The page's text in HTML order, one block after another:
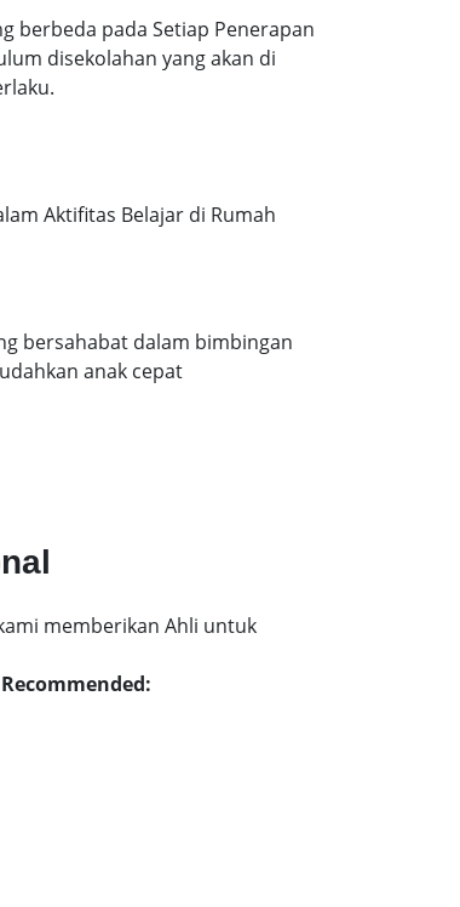
berbeda pada Setiap Penerapan
disekolahan yang akan di
Aktifitas Belajar di Rumah
bersahabat dalam bimbingan
anak cepat
memberikan Ahli untuk